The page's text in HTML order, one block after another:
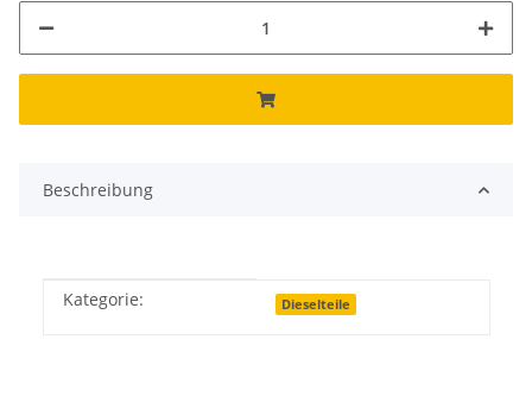
Beschreibung
Produkteigenschaft
Wert
Kategorie: Dieselteile